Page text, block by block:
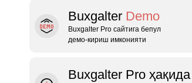
Buxgalter Demo
Buxgalter Pro сайтига бепул
демо‑кириш имконияти
Buxgalter Pro ҳақида